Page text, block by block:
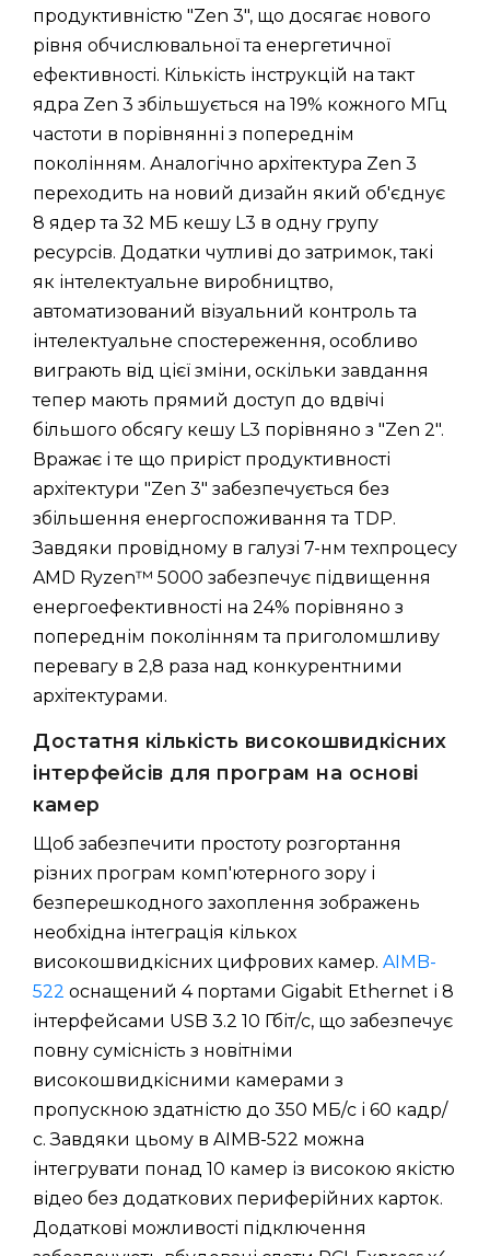
продуктивністю "Zen 3", що досягає нового
рівня обчислювальної та енергетичної
ефективності. Кількість інструкцій на такт
ядра Zen 3 збільшується на 19% кожного МГц
частоти в порівнянні з попереднім
поколінням. Аналогічно архітектура Zen 3
переходить на новий дизайн який об'єднує
8 ядер та 32 МБ кешу L3 в одну групу
ресурсів. Додатки чутливі до затримок, такі
як інтелектуальне виробництво,
автоматизований візуальний контроль та
інтелектуальне спостереження, особливо
виграють від цієї зміни, оскільки завдання
тепер мають прямий доступ до вдвічі
більшого обсягу кешу L3 порівняно з "Zen 2".
Вражає і те що приріст продуктивності
архітектури "Zen 3" забезпечується без
збільшення енергоспоживання та TDP.
Завдяки провідному в галузі 7-нм техпроцесу
AMD Ryzen™ 5000 забезпечує підвищення
енергоефективності на 24% порівняно з
попереднім поколінням та приголомшливу
перевагу в 2,8 раза над конкурентними
архітектурами.
Достатня кількість високошвидкісних
інтерфейсів для програм на основі
камер
Щоб забезпечити простоту розгортання
різних програм комп'ютерного зору і
безперешкодного захоплення зображень
необхідна інтеграція кількох
високошвидкісних цифрових камер. AIMB-
522 оснащений 4 портами Gigabit Ethernet і 8
інтерфейсами USB 3.2 10 Гбіт/с, що забезпечує
повну сумісність з новітніми
високошвидкісними камерами з
пропускною здатністю до 350 МБ/с і 60 кадр/
с. Завдяки цьому в AIMB-522 можна
інтегрувати понад 10 камер із високою якістю
відео без додаткових периферійних карток.
Додаткові можливості підключення